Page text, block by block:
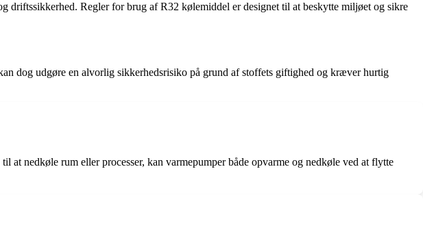
Regler for brug af R32 kølemiddel er designet til at beskytte miljøet og sikre
dog udgøre en alvorlig sikkerhedsrisiko på grund af stoffets giftighed og kræver hurtig
nedkøle rum eller processer, kan varmepumper både opvarme og nedkøle ved at flytte